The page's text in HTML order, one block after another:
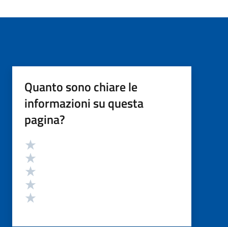
Quanto sono chiare le
informazioni su questa
pagina?
Valutazione